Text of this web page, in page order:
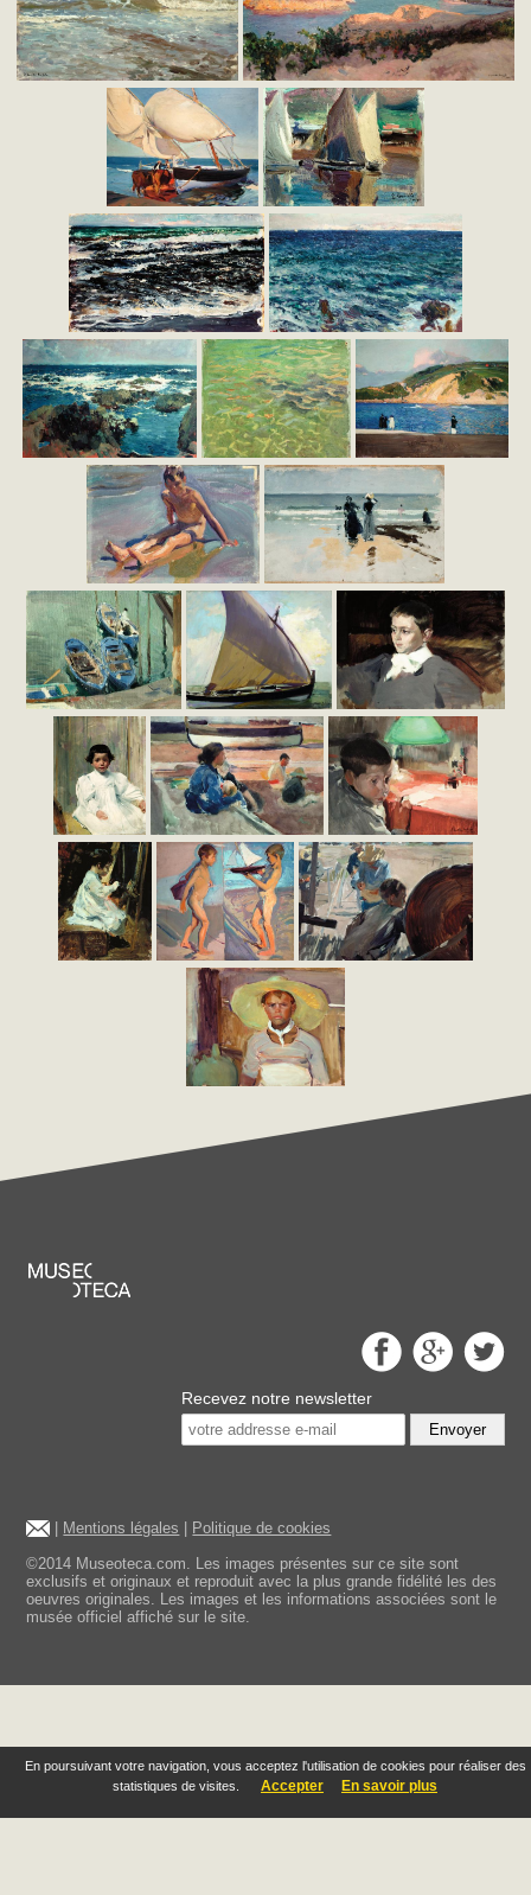
En poursuivant votre navigation, vous acceptez l'utilisation de cookies pour réaliser des
statistiques de visites.
Accepter En savoir plus
Recevez notre newsletter
Envoyer
| Mentions légales | Politique de cookies
©2014 Museoteca.com. Les images présentes sur ce site sont
exclusifs et originaux et reproduit avec la plus grande fidélité les des
oeuvres originales. Les images et les informations associées sont le
musée officiel affiché sur le site.